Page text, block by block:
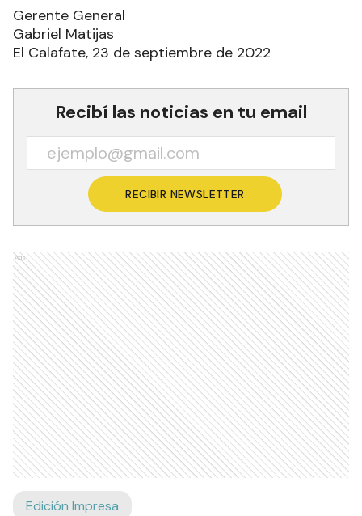
Gerente General
Gabriel Matijas
El Calafate, 23 de septiembre de 2022
Recibí las noticias en tu email
RECIBIR NEWSLETTER
Ads
Edición Impresa